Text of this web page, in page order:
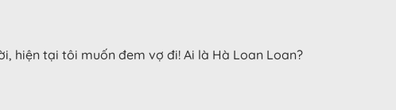
hiện tại tôi muốn đem vợ đi! Ai là Hà Loan Loan?